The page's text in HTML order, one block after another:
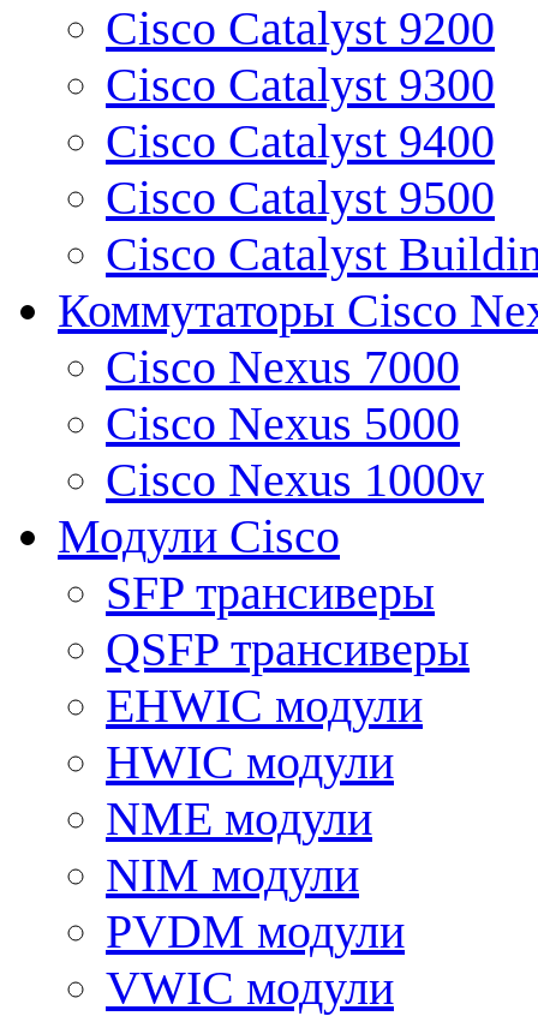
Cisco Catalyst 9200
Cisco Catalyst 9300
Cisco Catalyst 9400
Cisco Catalyst 9500
Cisco Catalyst
Коммутаторы Cisco
Cisco Nexus 7000
Cisco Nexus 5000
Cisco Nexus 1000v
Модули Cisco
SFP трансиверы
QSFP трансиверы
EHWIC модули
HWIC модули
NME модули
NIM модули
PVDM модули
VWIC модули